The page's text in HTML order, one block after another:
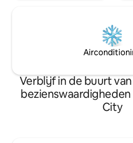
Verblijf in de buurt
City